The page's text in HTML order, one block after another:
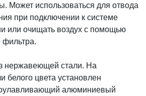
Может использоваться для отвода
при подключении к системе
или очищать воздух с помощью
фильтра.
нержавеющей стали. На
белого цвета установлен
алюминиевый